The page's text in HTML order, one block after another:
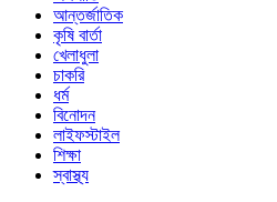
আন্তর্জাতিক
কৃষি বার্তা
খেলাধুলা
চাকরি
ধর্ম
বিনোদন
লাইফস্টাইল
শিক্ষা
স্বাস্থ্য